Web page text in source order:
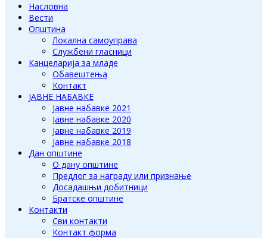
Насловна
Вести
Општина
Локална самоуправа
Службени гласници
Канцеларија за младе
Обавештења
Контакт
ЈАВНЕ НАБАВКЕ
Јавне набавке 2021
Јавне набавке 2020
Јавне набавке 2019
Јавне набавке 2018
Дан општине
О дану општине
Предлог за награду или признање
Досадашњи добитници
Братске општине
Контакти
Сви контакти
Контакт форма